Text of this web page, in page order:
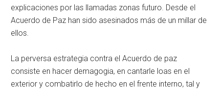
explicaciones por las llamadas zonas futuro. Desde el
Acuerdo de Paz han sido asesinados más de un millar de
ellos.
La perversa estrategia contra el Acuerdo de paz
consiste en hacer demagogia, en cantarle loas en el
exterior y combatirlo de hecho en el frente interno, tal y